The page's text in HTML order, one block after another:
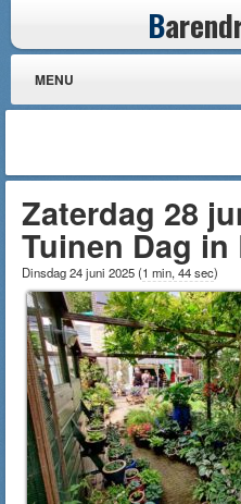
B
MENU
Zaterdag 28
Tuinen Dag
Dinsdag 24 juni 2025(1 min, 44 sec)